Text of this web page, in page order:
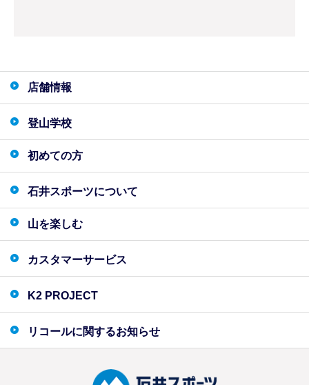
店舗情報
登山学校
初めての方
石井スポーツについて
山を楽しむ
カスタマーサービス
K2 PROJECT
リコールに関するお知らせ